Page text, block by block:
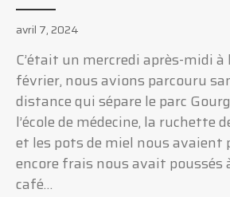
avril 7, 2024
C’était un mercredi après-midi
février, nous avions parcouru
distance qui sépare le parc
l’école de médecine, la ruchette
et les pots de miel nous avaient
encore frais nous avait poussés
café…